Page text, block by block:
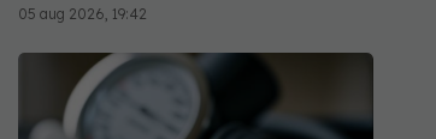
05 aug 2026, 19:42